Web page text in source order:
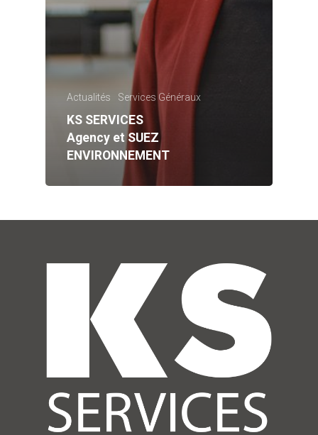
Actualités Services Généraux
KS SERVICES
Agency et SUEZ
ENVIRONNEMENT